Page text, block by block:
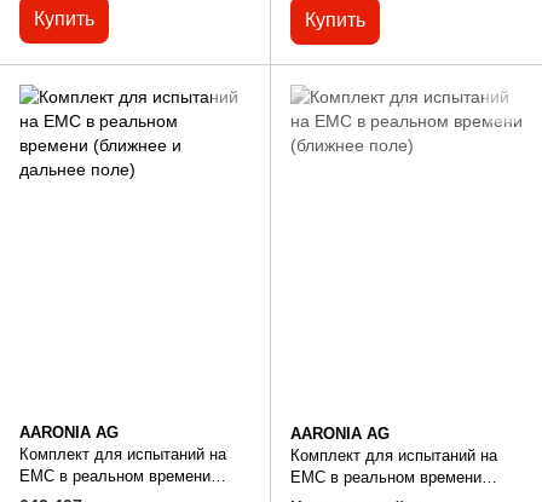
Купить Купить
AARONIA AG
Комплект для испытаний на
EMC в реальном времени
(ближнее и дальнее поле)
AARONIA AG
Комплект для испытаний на
EMC в реальном времени